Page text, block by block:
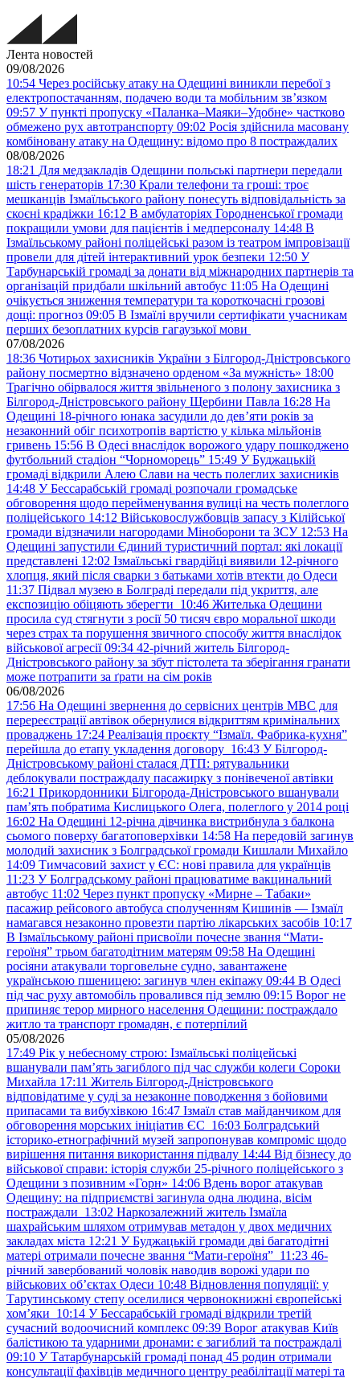
Лента новостей
09/08/2026
10:54 Через російську атаку на Одещині виникли перебої з
електропостачанням, подачею води та мобільним звʼязком
09:57 У пункті пропуску «Паланка–Маяки–Удобне» частково
обмежено рух автотранспорту 09:02 Росія здійснила масовану
комбіновану атаку на Одещину: відомо про 8 постраждалих
08/08/2026
18:21 Для медзакладів Одещини польські партнери передали
шість генераторів 17:30 Крали телефони та гроші: троє
мешканців Ізмаїльського району понесуть відповідальність за
скоєні крадіжки 16:12 В амбулаторіях Городненської громади
покращили умови для пацієнтів і медперсоналу 14:48 В
Ізмаїльському районі поліцейські разом із театром імпровізації
провели для дітей інтерактивний урок безпеки 12:50 У
Тарбунарській громаді за донати від міжнародних партнерів та
організацій придбали шкільний автобус 11:05 На Одещині
очікується зниження температури та короткочасні грозові
дощі: прогноз 09:05 В Ізмаїлі вручили сертифікати учасникам
перших безоплатних курсів гагаузької мови
07/08/2026
18:36 Чотирьох захисників України з Білгород-Дністровського
району посмертно відзначено орденом «За мужність» 18:00
Трагічно обірвалося життя звільненого з полону захисника з
Білгород-Дністровського району Щербини Павла 16:28 На
Одещині 18-річного юнака засудили до дев’яти років за
незаконний обіг психотропів вартістю у кілька мільйонів
гривень 15:56 В Одесі внаслідок ворожого удару пошкоджено
футбольний стадіон “Чорноморець” 15:49 У Буджацькій
громаді відкрили Алею Слави на честь полеглих захисників
14:48 У Бессарабській громаді розпочали громадське
обговорення щодо перейменування вулиці на честь полеглого
поліцейського 14:12 Військовослужбовців запасу з Кілійської
громади відзначили нагородами Міноборони та ЗСУ 12:53 На
Одещині запустили Єдиний туристичний портал: які локації
представлені 12:02 Ізмаїльські гвардійці виявили 12-річного
хлопця, який після сварки з батьками хотів втекти до Одеси
11:37 Підвал музею в Болграді передали під укриття, але
експозицію обіцяють зберегти 10:46 Жителька Одещини
просила суд стягнути з росії 50 тисяч євро моральної шкоди
через страх та порушення звичного способу життя внаслідок
військової агресії 09:34 42-річний житель Білгород-
Дністровського району за збут пістолета та зберігання гранати
може потрапити за ґрати на сім років
06/08/2026
17:56 На Одещині звернення до сервісних центрів МВС для
перереєстрації автівок обернулися відкриттям кримінальних
проваджень 17:24 Реалізація проєкту “Ізмаїл. Фабрика-кухня”
перейшла до етапу укладення договору 16:43 У Білгород-
Дністровському районі сталася ДТП: рятувальники
деблокували постраждалу пасажирку з понівеченої автівки
16:21 Прикордонники Білгорода-Дністровського вшанували
пам’ять побратима Кислицького Олега, полеглого у 2014 році
16:02 На Одещині 12-річна дівчинка вистрибнула з балкона
сьомого поверху багатоповерхівки 14:58 На передовій загинув
молодий захисник з Болградської громади Кишлали Михайло
14:09 Тимчасовий захист у ЄС: нові правила для українців
11:23 У Болградському районі працюватиме вакцинальний
автобус 11:02 Через пункт пропуску «Мирне – Табаки»
пасажир рейсового автобуса сполученням Кишинів — Ізмаїл
намагався незаконно провезти партію лікарських засобів 10:17
В Ізмаїльському районі присвоїли почесне звання “Мати-
героїня” трьом багатодітним матерям 09:58 На Одещині
росіяни атакували торговельне судно, завантажене
українською пшеницею: загинув член екіпажу 09:44 В Одесі
під час руху автомобіль провалився під землю 09:15 Ворог не
припиняє терор мирного населення Одещини: постраждало
житло та транспорт громадян, є потерпілий
05/08/2026
17:49 Рік у небесному строю: Ізмаїльські поліцейські
вшанували пам’ять загиблого під час служби колеги Сороки
Михайла 17:11 Житель Білгород-Дністровського
відповідатиме у суді за незаконне поводження з бойовими
припасами та вибухівкою 16:47 Ізмаїл став майданчиком для
обговорення морських ініціатив ЄС 16:03 Болградський
історико-етнографічний музей запропонував компроміс щодо
вирішення питання використання підвалу 14:44 Від бізнесу до
військової справи: історія служби 25-річного поліцейського з
Одещини з позивним «Горн» 14:06 Вдень ворог атакував
Одещину: на підприємстві загинула одна людина, вісім
постраждали 13:02 Наркозалежний житель Ізмаїла
шахрайським шляхом отримував метадон у двох медичних
закладах міста 12:21 У Буджацькій громади дві багатодітні
матері отримали почесне звання “Мати-героїня” 11:23 46-
річний завербований чоловік наводив ворожі удари по
військових обʼєктах Одеси 10:48 Відновлення популяції: у
Тарутинському степу оселилися червонокнижні європейські
хом’яки 10:14 У Бессарабській громаді відкрили третій
сучасний водоочисний комплекс 09:39 Ворог атакував Київ
балістикою та ударними дронами: є загиблий та постраждалі
09:10 У Татарбунарській громаді понад 45 родин отримали
консультації фахівців медичного центру реабілітації матері та